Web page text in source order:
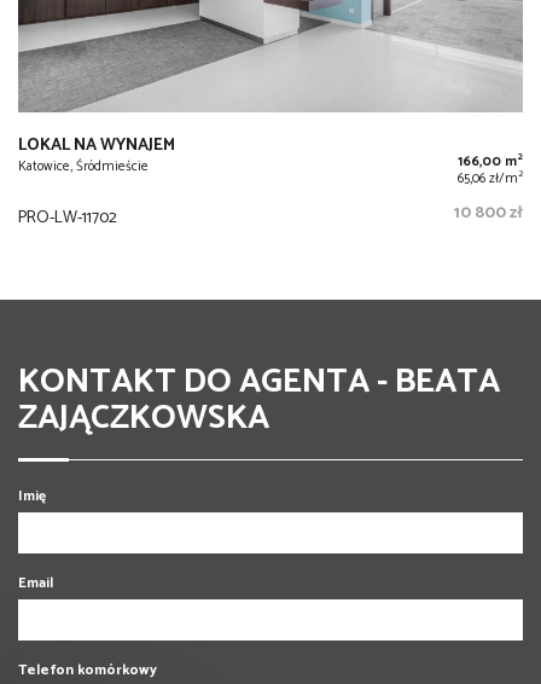
LOKAL NA WYNAJEM
Katowice, Śródmieście 166,00 m2
65,06 zł/m2
PRO-LW-11702 10 800 zł
KONTAKT DO AGENTA - BEATA
ZAJĄCZKOWSKA
Imię
Email
Telefon komórkowy